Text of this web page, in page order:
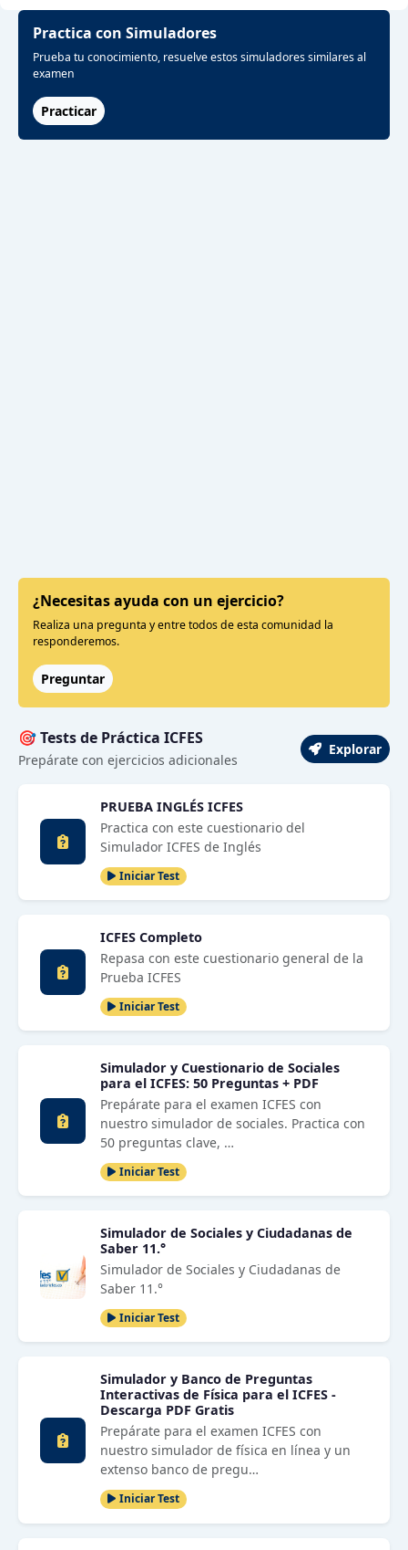
Practica con Simuladores
Prueba tu conocimiento, resuelve estos simuladores similares al
examen
Practicar
¿Necesitas ayuda con un ejercicio?
Realiza una pregunta y entre todos de esta comunidad la
responderemos.
Preguntar
🎯 Tests de Práctica ICFES
Prepárate con ejercicios adicionales
Explorar
PRUEBA INGLÉS ICFES
Practica con este cuestionario del
Simulador ICFES de Inglés
Iniciar Test
ICFES Completo
Repasa con este cuestionario general de la
Prueba ICFES
Iniciar Test
Simulador y Cuestionario de Sociales
para el ICFES: 50 Preguntas + PDF
Prepárate para el examen ICFES con
nuestro simulador de sociales. Practica con
50 preguntas clave, …
Iniciar Test
Simulador de Sociales y Ciudadanas de
Saber 11.°
Simulador de Sociales y Ciudadanas de
Saber 11.°
Iniciar Test
Simulador y Banco de Preguntas
Interactivas de Física para el ICFES -
Descarga PDF Gratis
Prepárate para el examen ICFES con
nuestro simulador de física en línea y un
extenso banco de pregu…
Iniciar Test